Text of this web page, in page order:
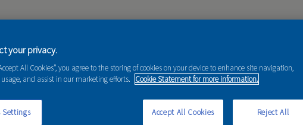
Universal základ je podkladová
your privacy.
All Cookies”, you agree to the storing of cookies on your device to enhance site navigation,
and assist in our marketing efforts. Cookie Statement for more information.
Settings Reject All
Accept All Cookies